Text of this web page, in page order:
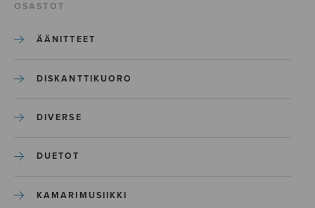
OSASTOT
ÄÄNITTEET
DISKANTTIKUORO
DIVERSE
DUETOT
KAMARIMUSIIKKI